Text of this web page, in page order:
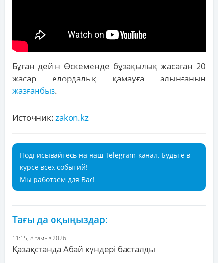
Бұған дейін Өскеменде бұзақылық жасаған 20
жасар елордалық қамауға алынғанын
жазғанбыз.
Источник: zakon.kz
Подписывайтесь на наш Telegram-канал. Будьте в
курсе всех событий!
Мы работаем для Вас!
Тағы да оқыңыздар:
11:15, 8 тамыз 2026
Қазақстанда Абай күндері басталды